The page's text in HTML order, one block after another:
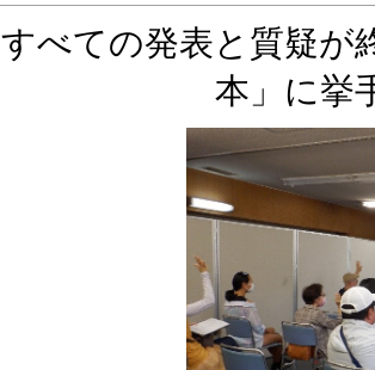
すべての発表と質疑が
本」に挙